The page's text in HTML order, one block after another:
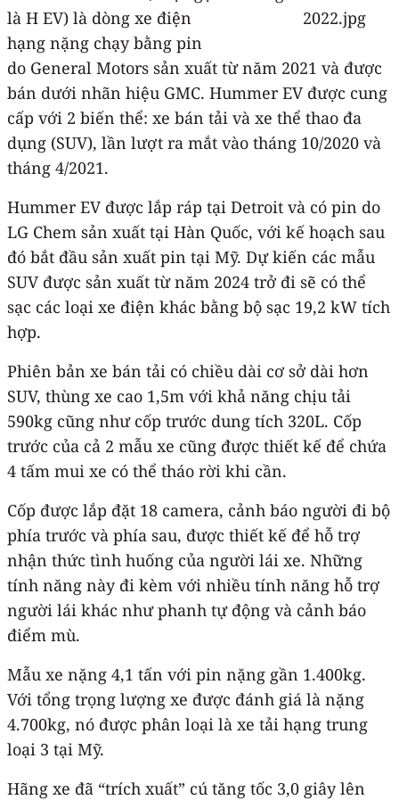
là H EV) là dòng xe điện
hạng nặng chạy bằng pin
do General Motors sản xuất từ ​​năm 2021 và được
bán dưới nhãn hiệu GMC. Hummer EV được cung
cấp với 2 biến thể: xe bán tải và xe thể thao đa
dụng (SUV), lần lượt ra mắt vào tháng 10/2020 và
tháng 4/2021.
Hummer EV được lắp ráp tại Detroit và có pin do
LG Chem sản xuất tại Hàn Quốc, với kế hoạch sau
đó bắt đầu sản xuất pin tại Mỹ. Dự kiến ​​các mẫu
SUV được sản xuất từ ​​năm 2024 trở đi sẽ có thể
sạc các loại xe điện khác bằng bộ sạc 19,2 kW tích
hợp.
Phiên bản xe bán tải có chiều dài cơ sở dài hơn
SUV, thùng xe cao 1,5m với khả năng chịu tải
590kg cũng như cốp trước dung tích 320L. Cốp
trước của cả 2 mẫu xe cũng được thiết kế để chứa
4 tấm mui xe có thể tháo rời khi cần.
Cốp được lắp đặt 18 camera, cảnh báo người đi bộ
phía trước và phía sau, được thiết kế để hỗ trợ
nhận thức tình huống của người lái xe. Những
tính năng này đi kèm với nhiều tính năng hỗ trợ
người lái khác như phanh tự động và cảnh báo
điểm mù.
Mẫu xe nặng 4,1 tấn với pin nặng gần 1.400kg.
Với tổng trọng lượng xe được đánh giá là nặng
4.700kg, nó được phân loại là xe tải hạng trung
loại 3 tại Mỹ.
Hãng xe đã “trích xuất” cú tăng tốc 3,0 giây lên